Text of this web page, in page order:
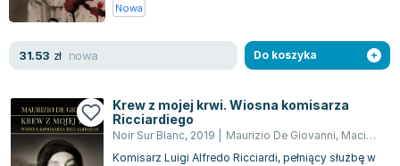
Podręczniki dla nauczycieli - metodyka
Jaś Kapela
Witold Gadowski
Marcin Kowalczyk
Piotr Zychowicz
Joanna Jabłczyńska
Nowa
31.53 zł nowa Do koszyka
Krew z mojej krwi. Wiosna komisarza
Ricciardiego
Noir Sur Blanc, 2019 Maurizio De Giovanni, Maciej A. Brzozowski
Komisarz Luigi Alfredo Ricciardi, pełniący służbę w